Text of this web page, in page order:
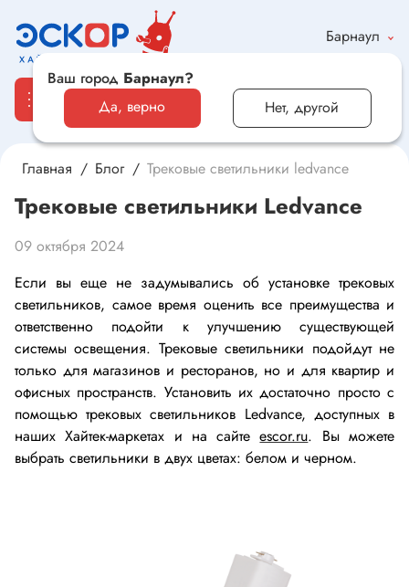
Барнаул
Ваш город Барнаул?
Да, верно
Нет, другой
Каталог
Светотехника и электрика
Автомобильная электроника и автотовары
Электроника для дома и хобби
Промышленная автоматика
Главная Блог Трековые светильники ledvance
Трековые светильники Ledvance
09 октября 2024
Если вы еще не задумывались об установке трековых
светильников, самое время оценить все преимущества и
ответственно подойти к улучшению существующей
системы освещения. Трековые светильники подойдут не
только для магазинов и ресторанов, но и для квартир и
офисных пространств. Установить их достаточно просто с
помощью трековых светильников Ledvance, доступных в
наших Хайтек-маркетах и на сайтеescor.ru. Вы можете
выбрать светильники в двух цветах: белом и черном.